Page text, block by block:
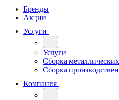
Бренды
Акции
Услуги
Услуги
Сборка
Сборка
Компания